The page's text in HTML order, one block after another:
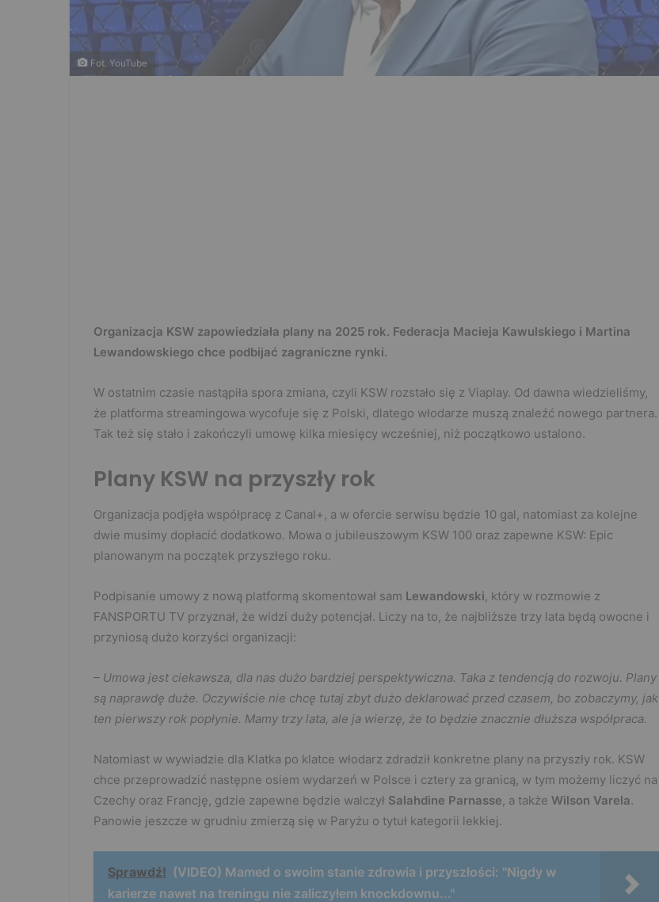
Fot. YouTube
Organizacja KSW zapowiedziała plany na 2025 rok. Federacja Macieja Kawulskiego i Martina
Lewandowskiego chce podbijać zagraniczne rynki.
W ostatnim czasie nastąpiła spora zmiana, czyli KSW rozstało się z Viaplay. Od dawna wiedzieliśmy,
że platforma streamingowa wycofuje się z Polski, dlatego włodarze muszą znaleźć nowego partnera.
Tak też się stało i zakończyli umowę kilka miesięcy wcześniej, niż początkowo ustalono.
Plany KSW na przyszły rok
Organizacja podjęła współpracę z Canal+, a w ofercie serwisu będzie 10 gal, natomiast za kolejne
dwie musimy dopłacić dodatkowo. Mowa o jubileuszowym KSW 100 oraz zapewne KSW: Epic
planowanym na początek przyszłego roku.
Podpisanie umowy z nową platformą skomentował sam Lewandowski, który w rozmowie z
FANSPORTU TV przyznał, że widzi duży potencjał. Liczy na to, że najbliższe trzy lata będą owocne i
przyniosą dużo korzyści organizacji:
– Umowa jest ciekawsza, dla nas dużo bardziej perspektywiczna. Taka z tendencją do rozwoju. Plany
są naprawdę duże. Oczywiście nie chcę tutaj zbyt dużo deklarować przed czasem, bo zobaczymy, jak
ten pierwszy rok popłynie. Mamy trzy lata, ale ja wierzę, że to będzie znacznie dłuższa współpraca.
Natomiast w wywiadzie dla Klatka po klatce włodarz zdradził konkretne plany na przyszły rok. KSW
chce przeprowadzić następne osiem wydarzeń w Polsce i cztery za granicą, w tym możemy liczyć na
Czechy oraz Francję, gdzie zapewne będzie walczył Salahdine Parnasse, a także Wilson Varela.
Panowie jeszcze w grudniu zmierzą się w Paryżu o tytuł kategorii lekkiej.
Sprawdź! (VIDEO) Mamed o swoim stanie zdrowia i przyszłości: "Nigdy w
karierze nawet na treningu nie zaliczyłem knockdownu..."